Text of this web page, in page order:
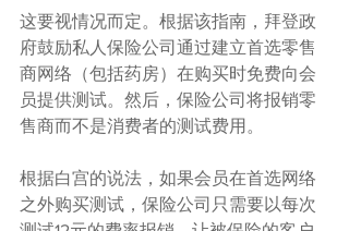
这要视情况而定。根据该指南，拜登政
府鼓励私人保险公司通过建立首选零售
商网络（包括药房）在购买时免费向会
员提供测试。然后，保险公司将报销零
售商而不是消费者的测试费用。
根据白宫的说法，如果会员在首选网络
之外购买测试，保险公司只需要以每次